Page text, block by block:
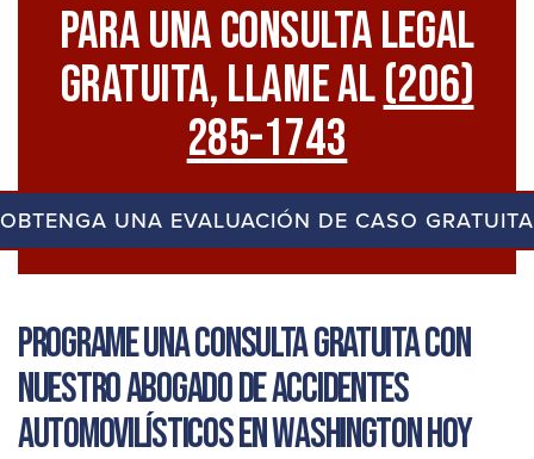
Para Una Consulta Legal
GRATUITA, Llame Al(206)
285-1743
OBTENGA UNA EVALUACIÓN DE CASO GRATUITA
Programe una consulta gratuita con
nuestro abogado de accidentes
automovilísticos en Washington hoy